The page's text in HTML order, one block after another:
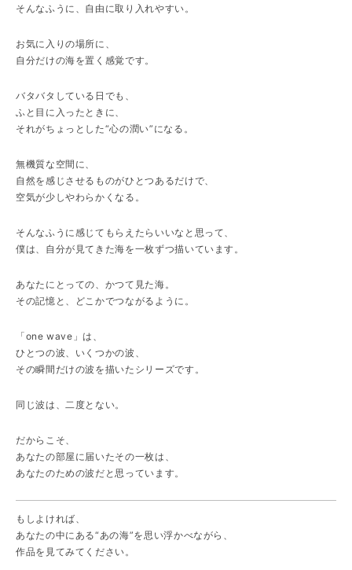
そんなふうに、自由に取り入れやすい。
お気に入りの場所に、
自分だけの海を置く感覚です。
バタバタしている日でも、
ふと目に入ったときに、
それがちょっとした“心の潤い”になる。
無機質な空間に、
自然を感じさせるものがひとつあるだけで、
空気が少しやわらかくなる。
そんなふうに感じてもらえたらいいなと思って、
僕は、自分が見てきた海を一枚ずつ描いています。
あなたにとっての、かつて見た海。
その記憶と、どこかでつながるように。
「one wave」は、
ひとつの波、いくつかの波、
その瞬間だけの波を描いたシリーズです。
同じ波は、二度とない。
だからこそ、
あなたの部屋に届いたその一枚は、
あなたのための波だと思っています。
もしよければ、
あなたの中にある“あの海”を思い浮かべながら、
作品を見てみてください。